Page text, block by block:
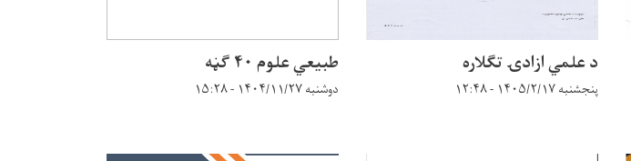
د علمي ازادۍ تګلاره
پنجشنبه ۱۴۰۵/۲/۱۷ - ۱۲:۴۸
طبیعي علوم ۴۰ ګڼه
دوشنبه ۱۴۰۴/۱۱/۲۷ - ۱۵:۲۸